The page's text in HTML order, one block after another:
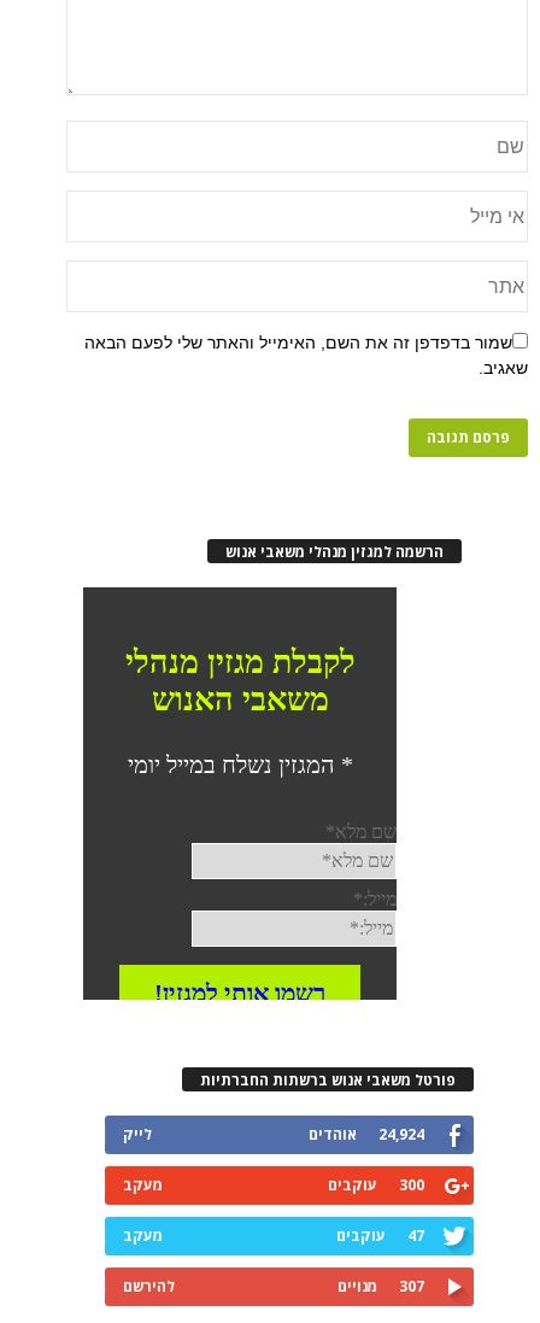
שמור בדפדפן זה את השם, האימייל והאתר שלי לפעם הבאה
שאגיב.
הרשמה למגזין מנהלי משאבי אנוש
פורטל משאבי אנוש ברשתות החברתיות
24,924 אוהדים לייק
300 עוקבים מעקב
47 עוקבים מעקב
307 מנויים להירשם